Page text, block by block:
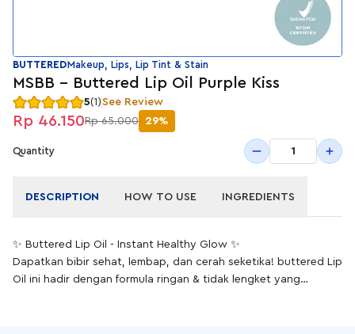
BUTTEREDMakeup, Lips, Lip Tint & Stain
MSBB - Buttered Lip Oil Purple Kiss
5(1)See Review
Rp 46.150Rp 65.000 29%
Quantity 1
DESCRIPTION HOW TO USE INGREDIENTS
✨ Buttered Lip Oil - Instant Healthy Glow ✨
Dapatkan bibir sehat, lembap, dan cerah seketika! buttered Lip
Oil ini hadir dengan formula ringan & tidak lengket yang